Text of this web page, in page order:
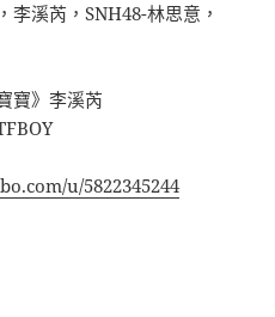
溪芮，SNH48-林思意，
寶》李溪芮
u/5822345244